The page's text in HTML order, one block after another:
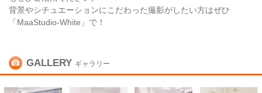
背景やシチュエーションにこだわった撮影がしたい方はぜひ
「MaaStudio-White」で！
GALLERY ギャラリー